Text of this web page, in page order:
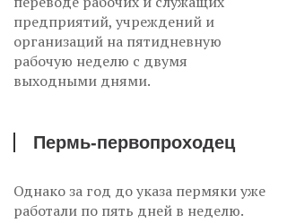
предприятий, учреждений и
организаций на пятидневную
рабочую неделю с двумя
выходными днями.
Пермь-первопроходец
Однако за год до указа пермяки уже
работали по пять дней в неделю.